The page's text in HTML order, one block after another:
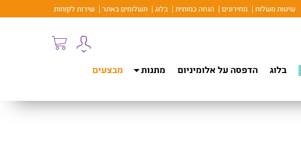
שיטות משלוח מחירונים הנחה כמותית בלוג תשלומים באתר שירות לקוחות
בלוג הדפסה על אלומיניום מתנות
מבצעים